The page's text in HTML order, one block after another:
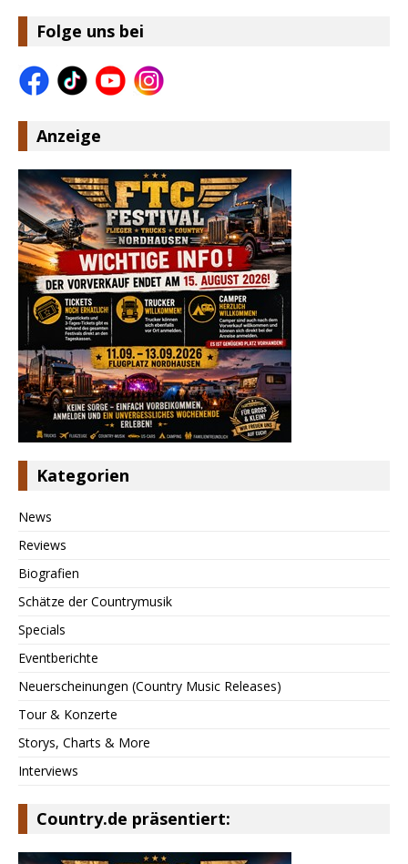
Folge uns bei
Anzeige
Kategorien
News
Reviews
Biografien
Schätze der Countrymusik
Specials
Eventberichte
Neuerscheinungen (Country Music Releases)
Tour & Konzerte
Storys, Charts & More
Interviews
Country.de präsentiert: